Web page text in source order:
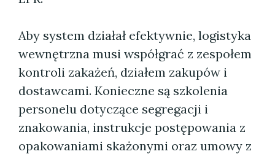
Aby system działał efektywnie, logistyka
wewnętrzna musi współgrać z zespołem
kontroli zakażeń, działem zakupów i
dostawcami. Konieczne są szkolenia
personelu dotyczące segregacji i
znakowania, instrukcje postępowania z
opakowaniami skażonymi oraz umowy z